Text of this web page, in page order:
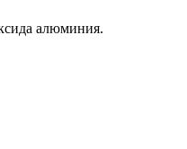
алюминия.